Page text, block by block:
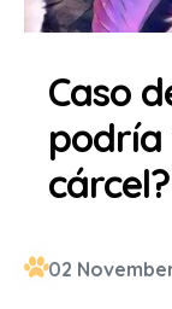
Caso
podría
cárcel?
02